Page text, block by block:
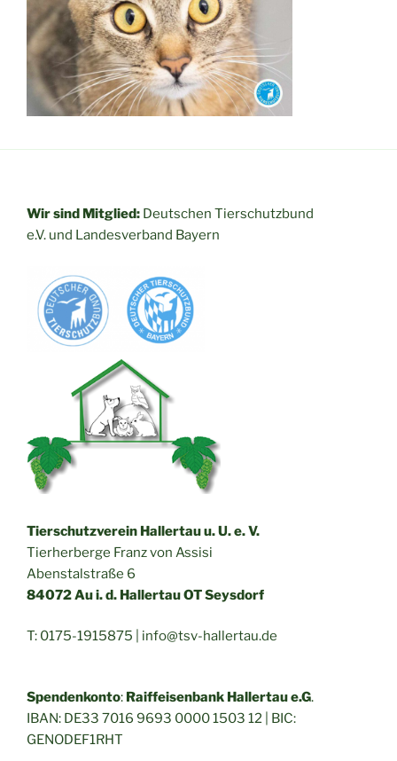
Wir sind Mitglied: Deutschen Tierschutzbund
e.V. und Landesverband Bayern
Tierschutzverein Hallertau u. U. e. V.
Tierherberge Franz von Assisi
Abenstalstraße 6
84072 Au i. d. Hallertau OT Seysdorf
T: 0175-1915875 | info@tsv-hallertau.de
Spendenkonto: Raiffeisenbank Hallertau e.G.
IBAN: DE33 7016 9693 0000 1503 12 | BIC:
GENODEF1RHT